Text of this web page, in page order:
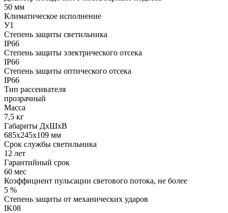
50 мм
Климатическое исполнение
У1
Степень защиты светильника
IP66
Степень защиты электрического отсека
IP66
Степень защиты оптического отсека
IP66
Тип рассеивателя
прозрачный
Масса
7,5 кг
Габариты ДхШхВ
685x245x109 мм
Срок службы светильника
12 лет
Гарантийный срок
60 мес
Коэффициент пульсации светового потока, не более
5 %
Степень защиты от механических ударов
IK08